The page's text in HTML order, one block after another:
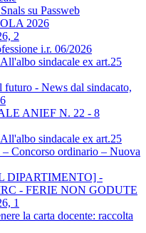
su Passweb
2026
2
i.r. 06/2026
sindacale ex art.25
futuro - News dal sindacato,
ANIEF N. 22 - 8
sindacale ex art.25
Concorso ordinario – Nuova
DIPARTIMENTO] -
- FERIE NON GODUTE
1
la carta docente: raccolta